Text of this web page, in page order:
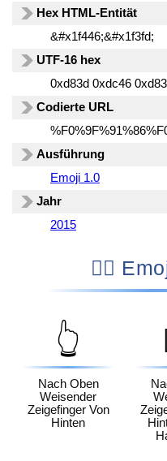
Hex HTML-Entität
&#x1f446;&#x1f3fd;
UTF-16 hex
0xd83d 0xdc46
Codierte URL
Ausführung
Emoji 1.0
Jahr
2015
👆🏽
👆
Nach Oben
Weisender
Zeigefinger Von
Hinten